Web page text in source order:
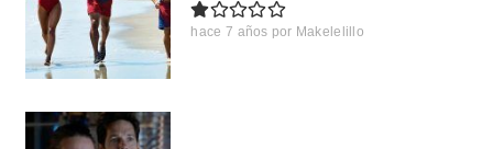
hace 7 años por Makelelillo